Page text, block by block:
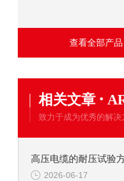
查看全部产
相关文章 ·
致力于成为优秀的解决
高压电缆的耐压试验
2026-06-17